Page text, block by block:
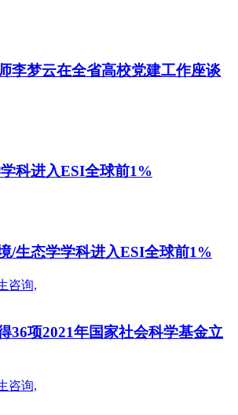
李梦云在全省高校党建工作座谈
科进入ESI全球前1%
/生态学学科进入ESI全球前1%
36项2021年国家社会科学基金立